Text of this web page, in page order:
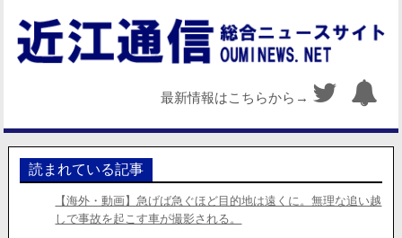
最新情報はこちらから→
読まれている記事
【海外・動画】急げば急ぐほど目的地は遠くに。無理な追い越
しで事故を起こす車が撮影される。